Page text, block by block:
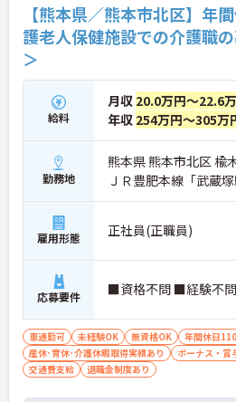
【熊本県／熊本市北区】年
護老人保健施設での介護職
＞
給料
月収 20.0万円～22.6
年収 254万円～305万
勤務地
熊本県 熊本市北区 楡
ＪＲ豊肥本線「武蔵
雇用形態 正社員(正職員)
応募要件 ■資格不問 ■経験不問
車通勤可 未経験OK 無資格OK
年間休日
産休･育休･介護休暇取得実績あり
ボーナス・賞
交通費支給
退職金制度あり